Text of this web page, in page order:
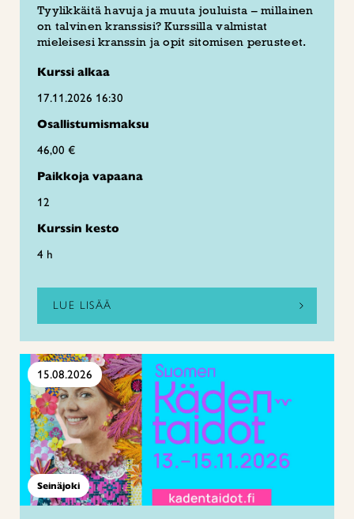
Tyylikkäitä havuja ja muuta jouluista – millainen
on talvinen kranssisi? Kurssilla valmistat
mieleisesi kranssin ja opit sitomisen perusteet.
Kurssi alkaa
17.11.2026 16:30
Osallistumismaksu
46,00 €
Paikkoja vapaana
12
Kurssin kesto
4 h
LUE LISÄÄ
15.08.2026
Seinäjoki